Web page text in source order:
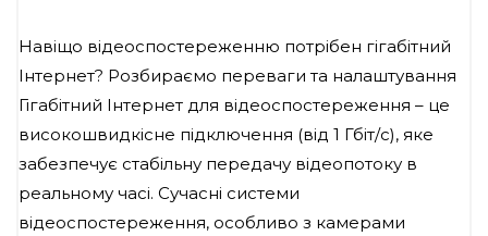
Навіщо відеоспостереженню потрібен гігабітний
Інтернет? Розбираємо переваги та налаштування
Гігабітний Інтернет для відеоспостереження – це
високошвидкісне підключення (від 1 Гбіт/с), яке
забезпечує стабільну передачу відеопотоку в
реальному часі. Сучасні системи
відеоспостереження, особливо з камерами